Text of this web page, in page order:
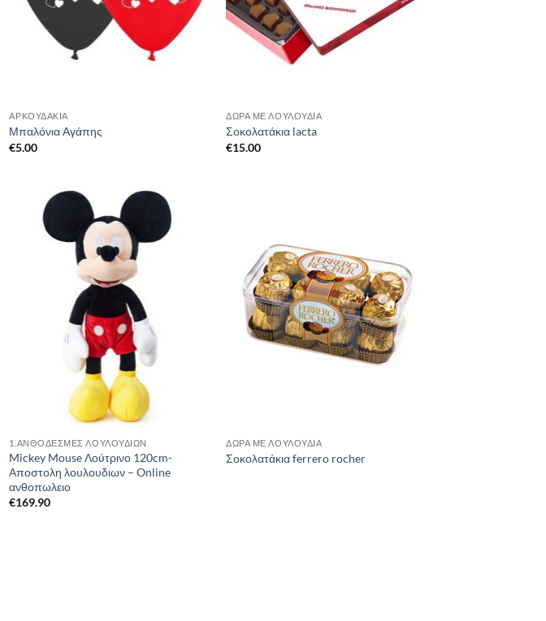
ΑΡΚΟΥΔΆΚΙΑ
Μπαλόνια Αγάπης
€5.00
ΔΏΡΑ ΜΕ ΛΟΥΛΟΎΔΙΑ
Σοκολατάκια lacta
€15.00
1.ΑΝΘΟΔΕΣΜΕΣ ΛΟΥΛΟΥΔΙΩΝ
Mickey Mouse Λούτρινο 120cm-
Αποστολη λουλουδιων – Online
ανθοπωλειο
€169.90
ΔΏΡΑ ΜΕ ΛΟΥΛΟΎΔΙΑ
Σοκολατάκια ferrero rocher